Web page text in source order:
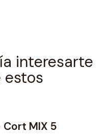
interesarte
estos
MIX 5